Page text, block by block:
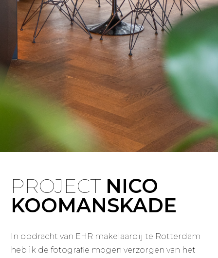
PROJECT NICO
KOOMANSKADE
In opdracht van EHR makelaardij te Rotterdam
heb ik de fotografie mogen verzorgen van het